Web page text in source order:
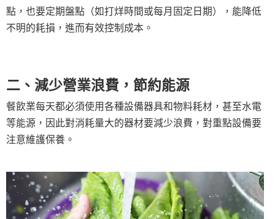
點，也要定期盤點（如打烊時間或每月固定日期），能降低
不明的耗損，進而有效控制成本。
二、減少營業浪費，節約能源
餐飲業每天都必須使用各種設備器具和物料耗材，甚至水電
等能源，因此對消耗量大的器材要減少浪費，對重點設備要
注意維護保養。